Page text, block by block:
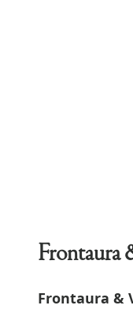
Frontaura
Frontaura &